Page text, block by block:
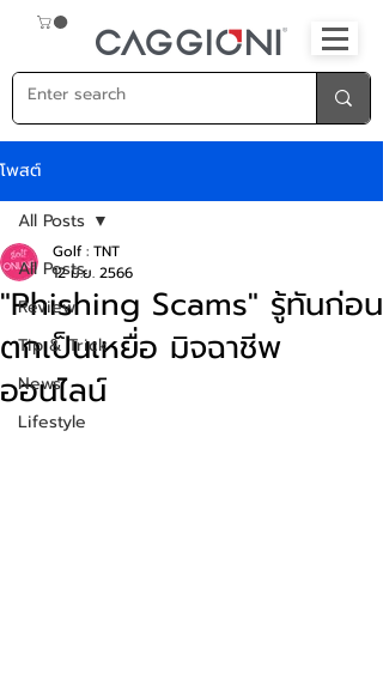
โพสต์
All Posts
Review
Tip & Trick
News
Lifestyle
All Posts
"Phishing Scams" รู้ทันก่อน
ตกเป็นเหยื่อ มิจฉาชีพ
ออนไลน์
Golf : TNT
12 มิ.ย. 2566